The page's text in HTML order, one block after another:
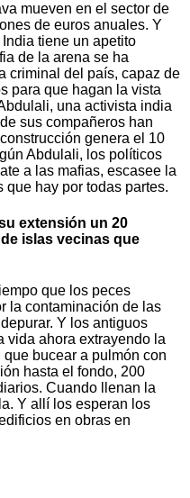
mueven en el sector de
de euros anuales. Y
tiene un apetito
de la arena se ha
criminal del país, capaz de
para que hagan la vista
una activista india
sus compañeros han
genera el 10
Abdulali, los políticos
a las mafias, escasee la
que hay por todas partes.
extensión un 20
islas vecinas que
que los peces
la contaminación de las
Y los antiguos
vida ahora extrayendo la
bucear a pulmón con
hasta el fondo, 200
Cuando llenan la
Y allí los esperan los
en obras en